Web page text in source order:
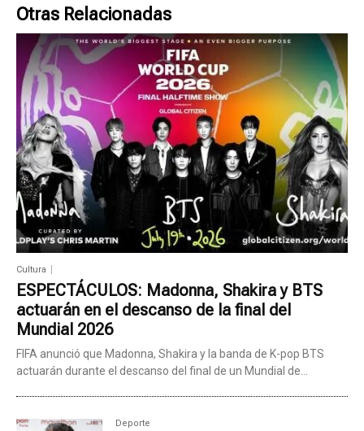
Otras Relacionadas
Cultura
ESPECTÁCULOS: Madonna, Shakira y BTS
actuarán en el descanso de la final del
Mundial 2026
FIFA anunció que Madonna, Shakira y la banda de K-pop BTS
actuarán durante el descanso del final de un Mundial de...
Deporte